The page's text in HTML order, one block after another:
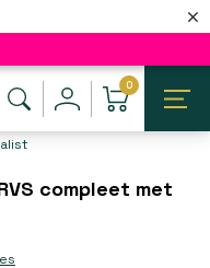
×
0
compleet met